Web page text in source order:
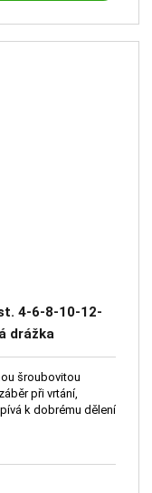
4-6-8-10-12-
drážka
šroubovitou
při vrtání,
k dobrému dělení